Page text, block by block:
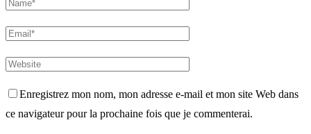
Enregistrez mon nom, mon adresse e-mail et mon site Web dans
ce navigateur pour la prochaine fois que je commenterai.